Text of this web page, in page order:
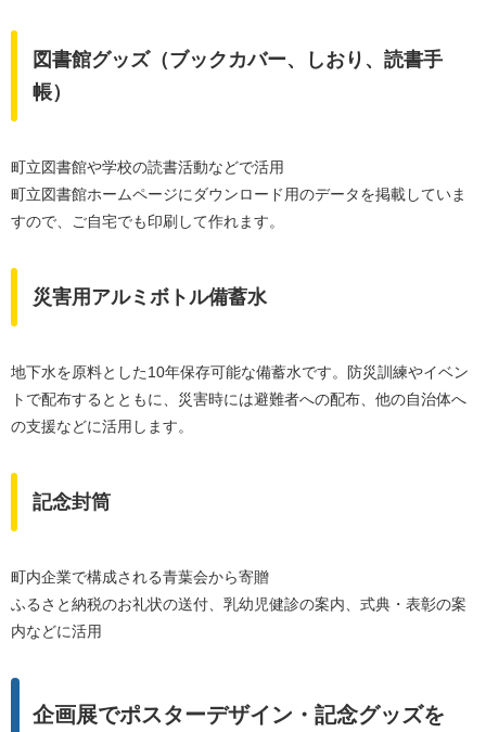
図書館グッズ（ブックカバー、しおり、読書手
帳）
町立図書館や学校の読書活動などで活用
町立図書館ホームページにダウンロード用のデータを掲載していま
すので、ご自宅でも印刷して作れます。
災害用アルミボトル備蓄水
地下水を原料とした10年保存可能な備蓄水です。防災訓練やイベン
トで配布するとともに、災害時には避難者への配布、他の自治体へ
の支援などに活用します。
記念封筒
町内企業で構成される青葉会から寄贈
ふるさと納税のお礼状の送付、乳幼児健診の案内、式典・表彰の案
内などに活用
企画展でポスターデザイン・記念グッズを